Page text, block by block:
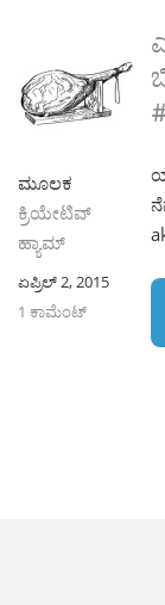
ಮೂಲಕ
ಕ್ರಿಯೇಟಿವ್
ಹ್ಯಾಮ್
ಏಪ್ರಿಲ್ 2, 2015
1 ಕಾಮೆಂಟ್